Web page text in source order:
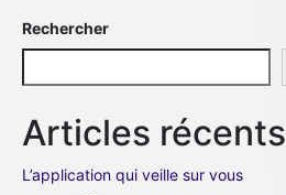
Rechercher
Articles récents
L’application qui veille sur vous